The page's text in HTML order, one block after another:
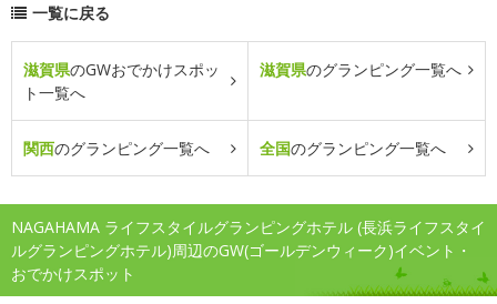
一覧に戻る
滋賀県のGWおでかけスポッ
ト一覧へ
滋賀県のグランピング一覧へ
関西のグランピング一覧へ 全国のグランピング一覧へ
NAGAHAMA ライフスタイルグランピングホテル (長浜ライフスタイ
ルグランピングホテル)周辺のGW(ゴールデンウィーク)イベント・
おでかけスポット